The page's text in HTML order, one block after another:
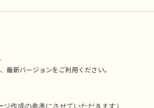
最新バージョンをご利用ください。